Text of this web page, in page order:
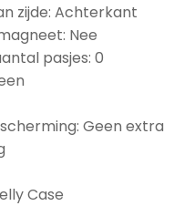
zijde: Achterkant
Nee
pasjes: 0
Geen extra
Case